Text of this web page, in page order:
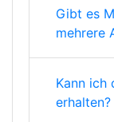
Gibt es
mehrere
Kann ich
erhalten?